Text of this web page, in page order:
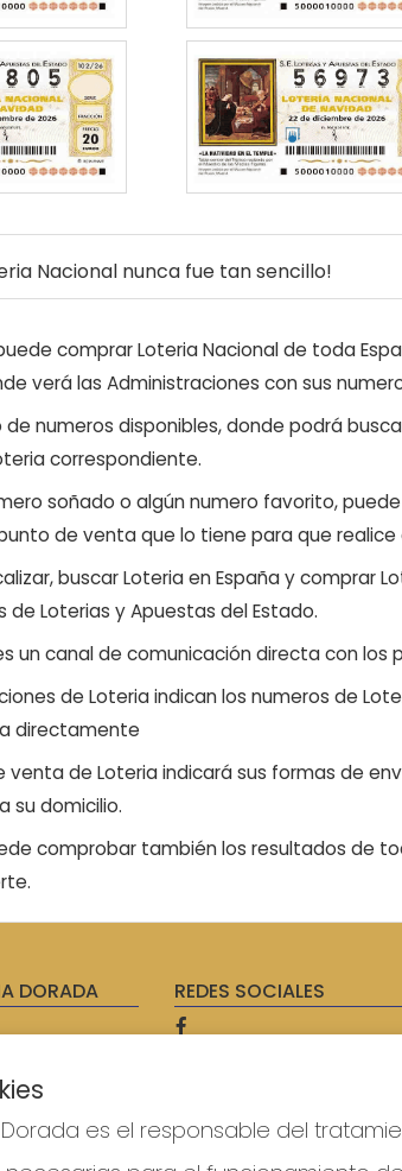
Nacional nunca fue tan sencillo!
comprar Loteria Nacional de toda
verá las Administraciones con sus
de numeros disponibles, donde podrá
correspondiente.
soñado o algún numero favorito,
de venta que lo tiene para que
buscar Loteria en España y comprar
de Loterias y Apuestas del Estado.
un canal de comunicación directa con los
de Loteria indican los numeros de
directamente
de Loteria indicará sus formas de
su domicilio.
comprobar también los resultados de
DORADA REDES SOCIALES
Dorada es el responsable del